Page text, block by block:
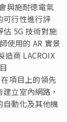
與施耐德電氣
可行性進行評
5G 技術對施
使用的 AR 實景
造商 LACROIX
項目上的領先
立室內網路，
動化及其他機